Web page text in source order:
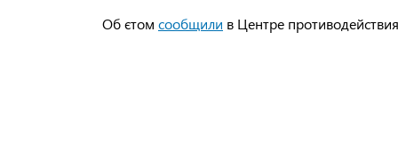
Об єтом сообщили в Центре